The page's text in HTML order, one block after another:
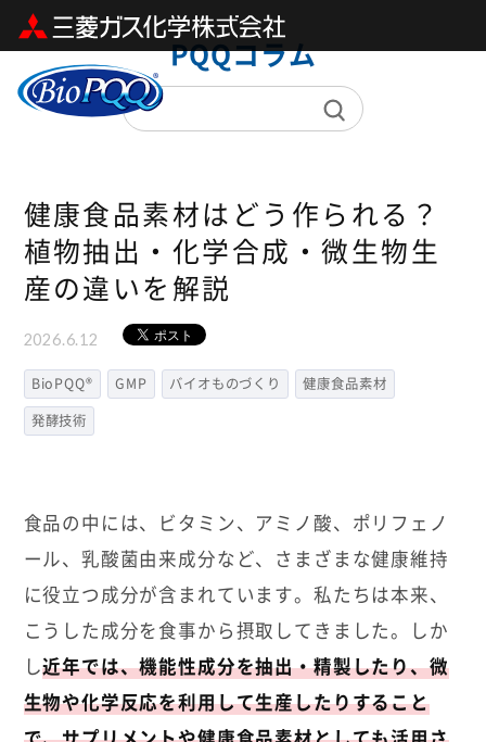
Skip
content
PQQコラム
健康食品素材はどう作られる？
植物抽出・化学合成・微生物生
産の違いを解説
2026.6.12
BioPQQ® GMP バイオものづくり
健康食品素材
発酵技術
食品の中には、ビタミン、アミノ酸、ポリフェノ
ール、乳酸菌由来成分など、さまざまな健康維持
に役立つ成分が含まれています。私たちは本来、
こうした成分を食事から摂取してきました。しか
し近年では、機能性成分を抽出・精製したり、微
生物や化学反応を利用して生産したりすること